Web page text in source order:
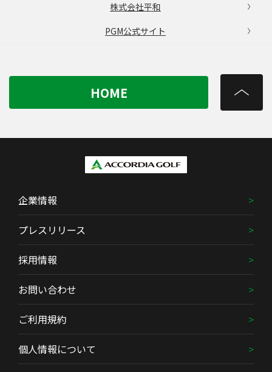
株式会社平和
PGM公式サイト
HOME
企業情報
プレスリリース
採用情報
お問い合わせ
ご利用規約
個人情報について